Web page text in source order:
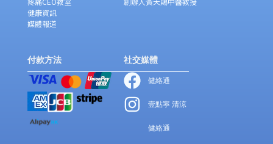
健康資訊
媒體報道
付款方法 社交媒體
健絡通
壹點寧 清涼
健絡通